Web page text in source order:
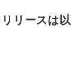
リースは